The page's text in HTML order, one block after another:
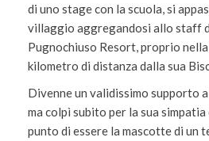
di uno stage con la scuola, si
villaggio aggregandosi allo staff
Pugnochiuso Resort, proprio
kilometro di distanza dalla sua
Divenne un validissimo supporto
ma colpì subito per la sua
punto di essere la mascotte di un